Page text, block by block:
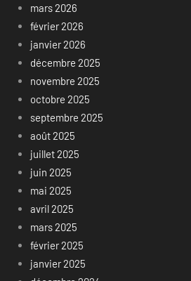
mars 2026
février 2026
janvier 2026
décembre 2025
novembre 2025
octobre 2025
septembre 2025
août 2025
juillet 2025
juin 2025
mai 2025
avril 2025
mars 2025
février 2025
janvier 2025